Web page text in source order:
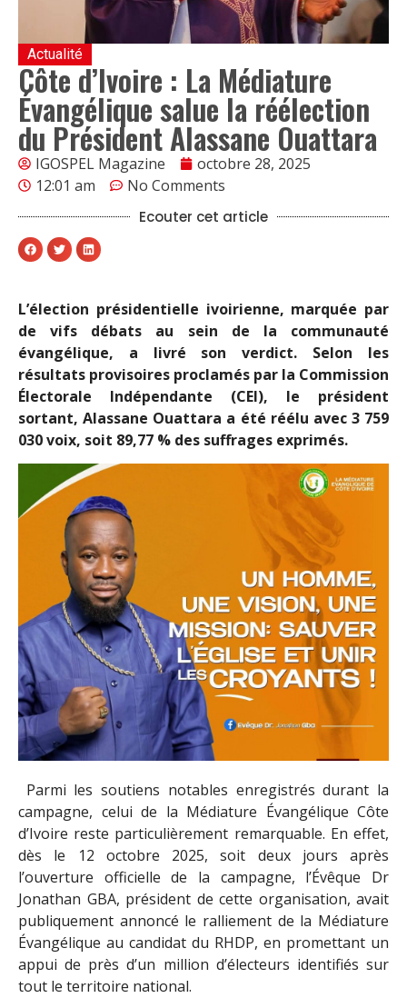
Actualité
Côte d’Ivoire : La Médiature
Évangélique salue la réélection
du Président Alassane Ouattara
IGOSPEL Magazine
octobre 28, 2025
12:01 am
No Comments
Ecouter cet article
L’élection présidentielle ivoirienne, marquée par
de vifs débats au sein de la communauté
évangélique, a livré son verdict. Selon les
résultats provisoires proclamés par la Commission
Électorale Indépendante (CEI), le président
sortant, Alassane Ouattara a été réélu avec 3 759
030 voix, soit 89,77 % des suffrages exprimés.
Parmi les soutiens notables enregistrés durant la
campagne, celui de la Médiature Évangélique Côte
d’Ivoire reste particulièrement remarquable. En effet,
dès le 12 octobre 2025, soit deux jours après
l’ouverture officielle de la campagne, l’Évêque Dr
Jonathan GBA, président de cette organisation, avait
publiquement annoncé le ralliement de la Médiature
Évangélique au candidat du RHDP, en promettant un
appui de près d’un million d’électeurs identifiés sur
tout le territoire national.